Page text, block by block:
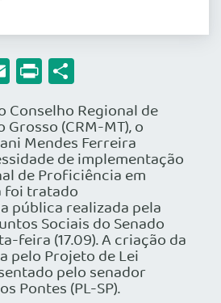
Email
Print
Conselho Regional de
(CRM-MT), o
Mendes Ferreira
de implementação
de Proficiência em
foi tratado
pública realizada pela
Sociais do Senado
feira (17.09). A criação da
pelo Projeto de Lei
pelo senador
Pontes (PL-SP).